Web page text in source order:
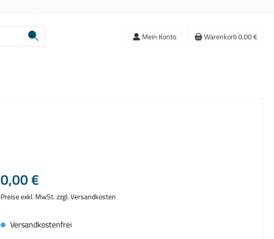
Mein Konto Warenkorb0,00 €
Regulärer Preis:
0,00 €
Preise exkl. MwSt. zzgl. Versandkosten
Versandkostenfrei